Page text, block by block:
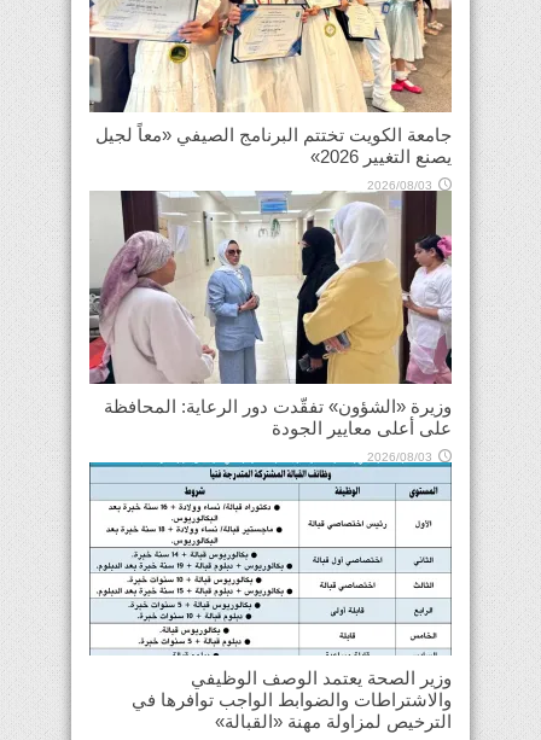
جامعة الكويت تختتم البرنامج الصيفي «معاً لجيل
يصنع التغيير 2026»
2026/08/03
وزيرة «الشؤون» تفقّدت دور الرعاية: المحافظة
على أعلى معايير الجودة
2026/08/03
وزير الصحة يعتمد الوصف الوظيفي
والاشتراطات والضوابط الواجب توافرها في
الترخيص لمزاولة مهنة «القبالة»